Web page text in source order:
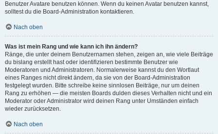
Benutzer Avatare benutzen können. Wenn du keinen Avatar benutzen kannst,
solltest du die Board-Administration kontaktieren.
Nach oben
Was ist mein Rang und wie kann ich ihn ändern?
Ränge, die unter deinem Benutzernamen stehen, zeigen an, wie viele Beiträge
du bislang erstellt hast oder identifizieren bestimmte Benutzer wie
Moderatoren und Administratoren. Normalerweise kannst du den Wortlaut
eines Ranges nicht direkt ändern, da sie von der Board-Administration
festgelegt wurden. Bitte schreibe keine sinnlosen Beiträge, nur um deinen
Rang zu erhöhen — die meisten Boards dulden dieses Verhalten nicht und ein
Moderator oder Administrator wird deinen Rang unter Umständen einfach
wieder zurücksetzen.
Nach oben